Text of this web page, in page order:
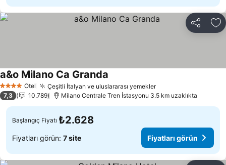
Paylaş
4 Yıldız Otel Çeşitli İtalyan ve uluslararası yemekler
a&o Milano Ca Granda
7,3 10.789 Milano Centrale Tren İstasyonu 3.5 km uzaklıkta
Başlangıç Fiyatı ₺2.628
Fiyatları görün: 7 site Fiyatları görün